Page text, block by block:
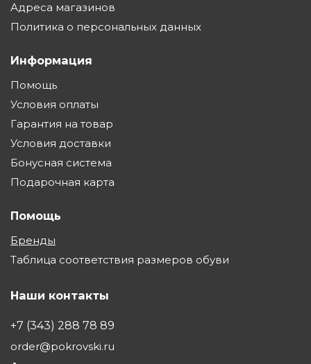
Адреса магазинов
Политика о персональных данных
Информация
Помощь
Условия оплаты
Гарантия на товар
Условия доставки
Бонусная система
Подарочная карта
Помощь
Бренды
Таблица соответствия размеров обуви
Наши контакты
+7 (343) 288 78 89
order@pokrovski.ru